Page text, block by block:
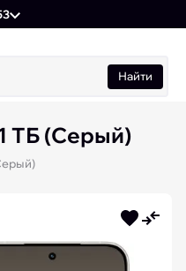
Найти
TБ (Серый)